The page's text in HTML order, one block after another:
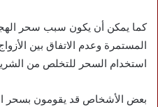
كما يمكن أن يكون سبب سحر
المستمرة وعدم الاتفاق بين
استخدام السحر للتخلص من
بعض الأشخاص قد يقومون بسحر